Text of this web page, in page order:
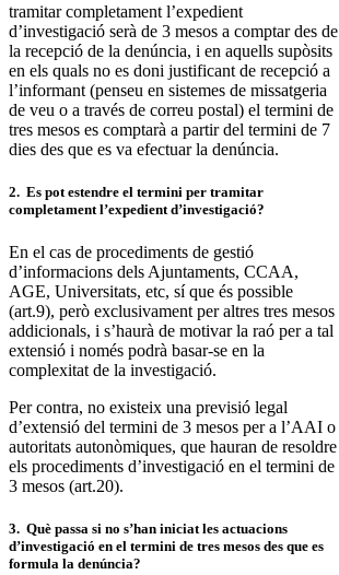
tramitar completament l’expedient
d’investigació serà de 3 mesos a comptar des de
la recepció de la denúncia, i en aquells supòsits
en els quals no es doni justificant de recepció a
l’informant (penseu en sistemes de missatgeria
de veu o a través de correu postal) el termini de
tres mesos es comptarà a partir del termini de 7
dies des que es va efectuar la denúncia.
2. Es pot estendre el termini per tramitar
completament l’expedient d’investigació?
En el cas de procediments de gestió
d’informacions dels Ajuntaments, CCAA,
AGE, Universitats, etc, sí que és possible
(art.9), però exclusivament per altres tres mesos
addicionals, i s’haurà de motivar la raó per a tal
extensió i només podrà basar-se en la
complexitat de la investigació.
Per contra, no existeix una previsió legal
d’extensió del termini de 3 mesos per a l’AAI o
autoritats autonòmiques, que hauran de resoldre
els procediments d’investigació en el termini de
3 mesos (art.20).
3. Què passa si no s’han iniciat les actuacions
d’investigació en el termini de tres mesos des que es
formula la denúncia?